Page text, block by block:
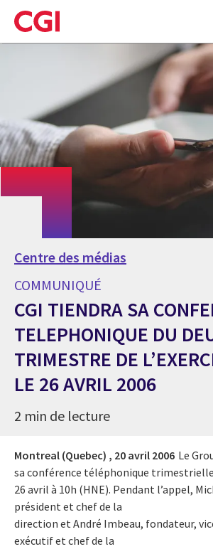
Skip
to
main
Centre des médias
COMMUNIQUÉ
CGI TIENDRA SA
TELEPHONIQUE DU
TRIMESTRE DE
LE 26 AVRIL 2006
2 min de lecture
Montreal (Quebec) , 20 avril 2006 Le
sa conférence téléphonique
26 avril à 10h (HNE). Pendant l’appel,
président et chef de la
direction et André Imbeau, fondateur,
exécutif et chef de la